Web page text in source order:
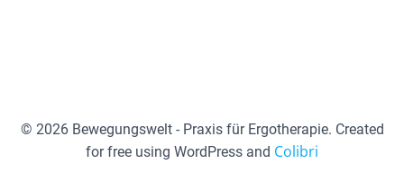
© 2026 Bewegungswelt - Praxis für Ergotherapie. Created
for free using WordPress and Colibri